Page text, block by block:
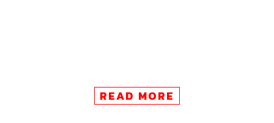
READ MORE